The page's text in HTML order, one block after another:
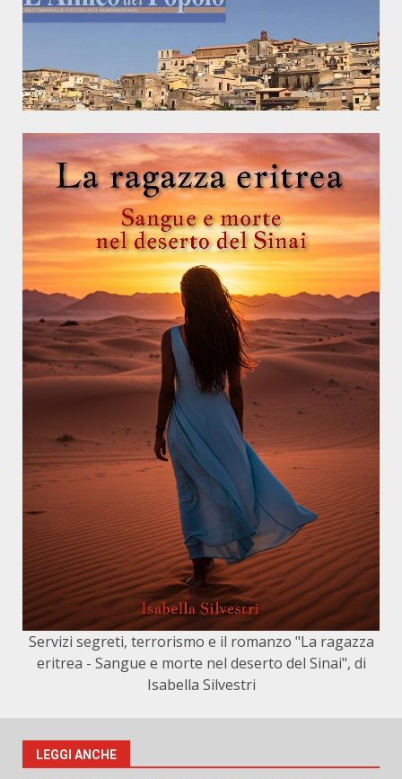
Servizi segreti, terrorismo e il romanzo "La ragazza
eritrea - Sangue e morte nel deserto del Sinai", di
Isabella Silvestri
LEGGI ANCHE